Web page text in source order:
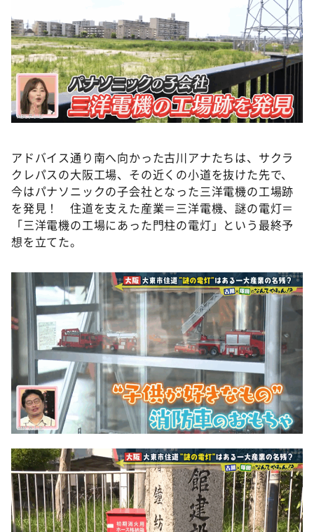
アドバイス通り南へ向かった古川アナたちは、サクラ
クレパスの大阪工場、その近くの小道を抜けた先で、
今はパナソニックの子会社となった三洋電機の工場跡
を発見！ 住道を支えた産業＝三洋電機、謎の電灯＝
「三洋電機の工場にあった門柱の電灯」という最終予
想を立てた。